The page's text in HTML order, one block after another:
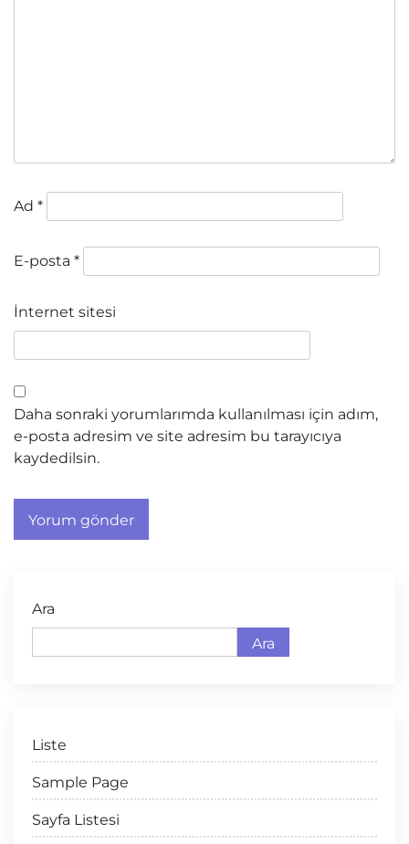
Ad *
E-posta *
İnternet sitesi
Daha sonraki yorumlarımda kullanılması için adım,
e-posta adresim ve site adresim bu tarayıcıya
kaydedilsin.
Ara
Ara
Liste
Sample Page
Sayfa Listesi